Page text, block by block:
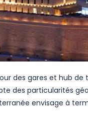
des gares et hub
des particularités
envisage à